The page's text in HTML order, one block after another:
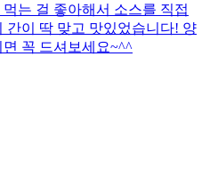
는 걸 좋아해서 소스를 직접
간이 딱 맞고 맛있었습니다! 양
꼭 드셔보세요~^^